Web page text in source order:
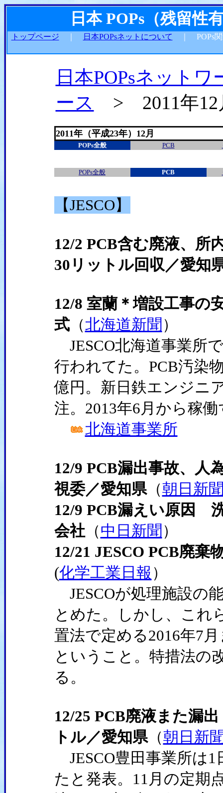
日本 POPs（残留性
トップページ 日本POPsネットについて ｜ POPs
日本POPsネットワ
ース
> 2011年12
2011年（平成23年）12月
POPs全般 PCB
POPs全般 PCB
【JESCO】
12/2 PCB含む廃液、
30リットル回収／愛知
12/8 室蘭＊増設工事の
式（北海道新聞 ）
JESCO北海道事業所
行われてた。PCB汚染
億円。新日鉄エンジニ
注。2013年6月から稼
北海道事業所
12/9 PCB漏出事故、
視委／愛知県（朝日新
12/9 PCB漏えい原因
会社（中日新聞 ）
12/21 JESCO PCB廃棄
(化学工業日報 ）
JESCOが処理施設の
とめた。しかし、これ
置法で定める2016年7
ということ。特措法の
る。
12/25 PCB廃液また漏
トル／愛知県（朝日新
JESCO豊田事業所は1
たと発表。11月の定期